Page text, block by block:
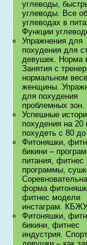
углеводы,
углеводы. Все об
углеводах в
Функции
Упражнения для
похудения для
девушек. Норма
Занятия с
нормальном
женщины.
для похудения
проблемных зон.
Успешные
похудения на 20
похудеть с 80 до
Фитоняшки,
бикини –
питания, фитнес
программы,
форма
фитнес модели
инстаграм. КБЖУ
Фитоняшки,
бикини, фитнес
индустрия.